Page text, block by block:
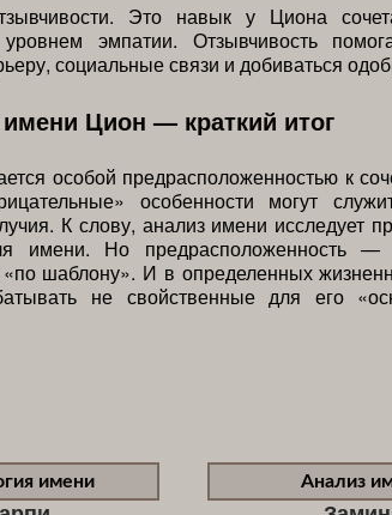
Это навык у Циона
эмпатии. Отзывчивость
социальные связи и добиваться
Цион — краткий итог
особой предрасположенностью к
особенности могут
К слову, анализ имени исследует
имени. Но предрасположенность —
шаблону». И в определенных
не свойственные для его
имени Анализ